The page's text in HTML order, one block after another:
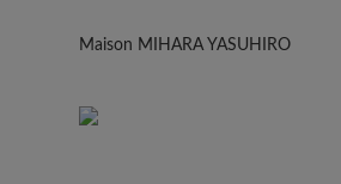
Maison MIHARA YASUHIRO